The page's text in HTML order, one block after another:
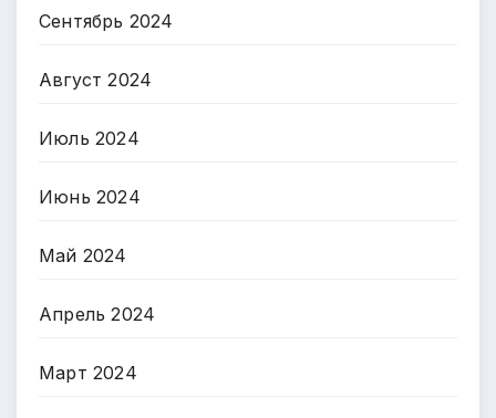
Сентябрь 2024
Август 2024
Июль 2024
Июнь 2024
Май 2024
Апрель 2024
Март 2024